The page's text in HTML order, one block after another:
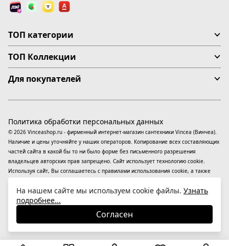
ТОП категории
ТОП Коллекции
Для покупателей
© 2026 Vinceashop.ru - фирменный интернет-магазин сантехники Vincea (Винчеа).
Наличие и цены уточняйте у наших операторов. Копирование всех составляющих
частей сайта в какой бы то ни было форме без письменного разрешения
владельцев авторских прав запрещено. Сайт использует технологию cookie.
Используя сайт, Вы соглашаетесь с правилами использования cookie, а также
применяютсярекомендательные технологии(информационные технологии
предоставления информации на основе сбора, систематизации и анализа
сведений, относящихся к предпочтениям пользователей сети «Интернет»,
находящихся на территории Российской Федерации).
Политика обработки персональных данных
На нашем сайте мы используем cookie файлы. Узнать
подробнее...
Согласен